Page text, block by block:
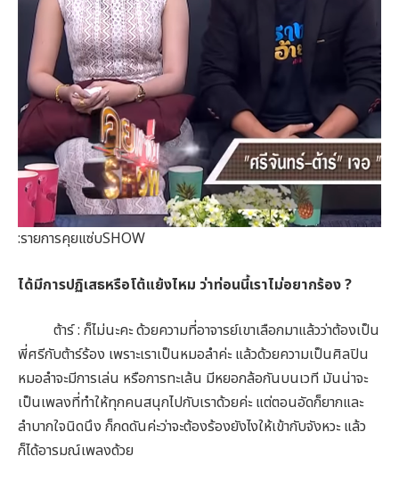
:รายการคุยแซ่บSHOW
ได้มีการปฏิเสธหรือโต้แย้งไหม ว่าท่อนนี้เราไม่อยากร้อง ?
ต้าร์ : ก็ไม่นะคะ ด้วยความที่อาจารย์เขาเลือกมาแล้วว่าต้องเป็น
พี่ศรีกับต้าร์ร้อง เพราะเราเป็นหมอลำค่ะ แล้วด้วยความเป็นศิลปิน
หมอลำจะมีการเล่น หรือการทะเล้น มีหยอกล้อกันบนเวที มันน่าจะ
เป็นเพลงที่ทำให้ทุกคนสนุกไปกับเราด้วยค่ะ แต่ตอนอัดก็ยากและ
ลำบากใจนิดนึง ก็กดดันค่ะว่าจะต้องร้องยังไงให้เข้ากับจังหวะ แล้ว
ก็ได้อารมณ์เพลงด้วย